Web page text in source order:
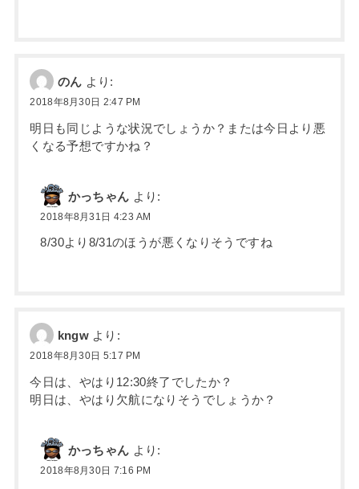
のん より:
2018年8月30日 2:47 PM
明日も同じような状況でしょうか？または今日より悪
くなる予想ですかね？
かっちゃん より:
2018年8月31日 4:23 AM
8/30より8/31のほうが悪くなりそうですね
kngw より:
2018年8月30日 5:17 PM
今日は、やはり12:30終了でしたか？
明日は、やはり欠航になりそうでしょうか？
かっちゃん より:
2018年8月30日 7:16 PM